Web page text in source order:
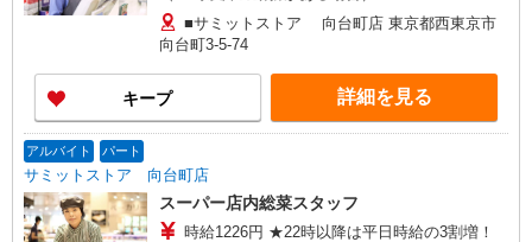
■サミットストア 向台町店 東京都西東京市
向台町3-5-74
キープ 詳細を見る
アルバイト パート
サミットストア 向台町店
スーパー店内総菜スタッフ
時給1226円 ★22時以降は平日時給の3割増！